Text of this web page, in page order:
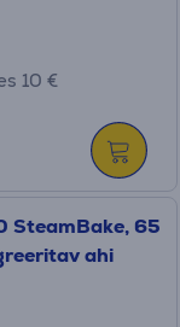
10 €
SteamBake, 65
ahi